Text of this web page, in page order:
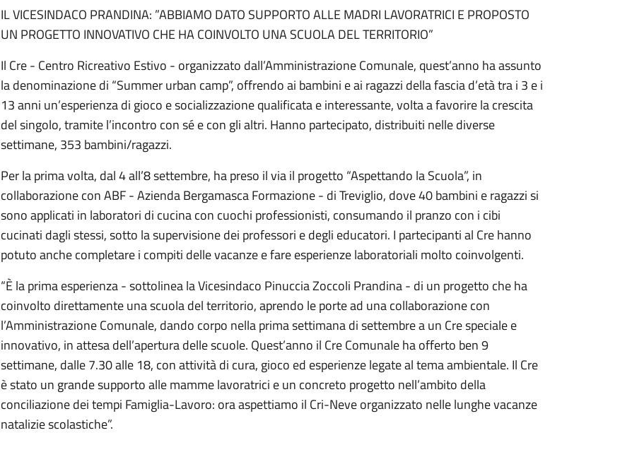
IL VICESINDACO PRANDINA: ”ABBIAMO DATO SUPPORTO ALLE MADRI LAVORATRICI E PROPOSTO
UN PROGETTO INNOVATIVO CHE HA COINVOLTO UNA SCUOLA DEL TERRITORIO”
Il Cre - Centro Ricreativo Estivo - organizzato dall’Amministrazione Comunale, quest’anno ha assunto
la denominazione di “Summer urban camp”, offrendo ai bambini e ai ragazzi della fascia d’età tra i 3 e i
13 anni un’esperienza di gioco e socializzazione qualificata e interessante, volta a favorire la crescita
del singolo, tramite l’incontro con sé e con gli altri. Hanno partecipato, distribuiti nelle diverse
settimane, 353 bambini/ragazzi.
Per la prima volta, dal 4 all’8 settembre, ha preso il via il progetto “Aspettando la Scuola”, in
collaborazione con ABF - Azienda Bergamasca Formazione - di Treviglio, dove 40 bambini e ragazzi si
sono applicati in laboratori di cucina con cuochi professionisti, consumando il pranzo con i cibi
cucinati dagli stessi, sotto la supervisione dei professori e degli educatori. I partecipanti al Cre hanno
potuto anche completare i compiti delle vacanze e fare esperienze laboratoriali molto coinvolgenti.
“È la prima esperienza - sottolinea la Vicesindaco Pinuccia Zoccoli Prandina - di un progetto che ha
coinvolto direttamente una scuola del territorio, aprendo le porte ad una collaborazione con
l’Amministrazione Comunale, dando corpo nella prima settimana di settembre a un Cre speciale e
innovativo, in attesa dell’apertura delle scuole. Quest’anno il Cre Comunale ha offerto ben 9
settimane, dalle 7.30 alle 18, con attività di cura, gioco ed esperienze legate al tema ambientale. Il Cre
è stato un grande supporto alle mamme lavoratrici e un concreto progetto nell’ambito della
conciliazione dei tempi Famiglia-Lavoro: ora aspettiamo il Cri-Neve organizzato nelle lunghe vacanze
natalizie scolastiche”.